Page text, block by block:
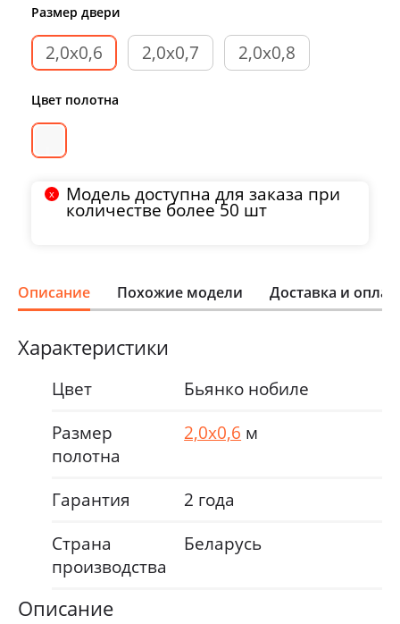
Размер двери
2,0х0,6 2,0х0,7 2,0х0,8
Цвет полотна
Модель доступна для заказа при
количестве более 50 шт
Описание Похожие модели Доставка и
Характеристики
Цвет
Бьянко нобиле
Размер
полотна
2,0х0,6 м
Гарантия
2 года
Страна
производства
Беларусь
Описание